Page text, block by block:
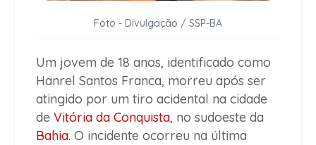
Foto - Divulgação / SSP-BA
Um jovem de 18 anos, identificado como
Hanrel Santos Franca, morreu após ser
atingido por um tiro acidental na cidade
de Vitória da Conquista, no sudoeste da
Bahia. O incidente ocorreu na última